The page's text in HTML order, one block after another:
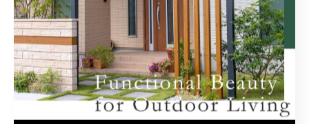
欠かせません。
年間を通じた適切な管理によって、芝生は美しい緑を保
ち、庭全体の景観も整うでしょう。
『唯総建』は、静岡県にて造園業を行っている会社で